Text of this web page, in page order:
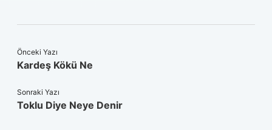
Önceki Yazı
Kardeş Kökü Ne
Sonraki Yazı
Toklu Diye Neye Denir